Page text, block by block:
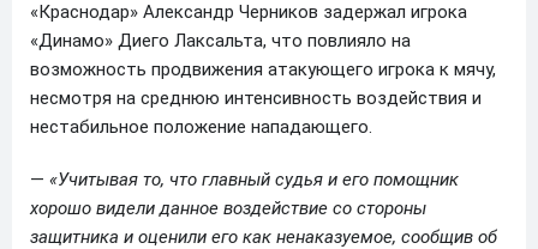
«Краснодар» Александр Черников задержал игрока
«Динамо» Диего Лаксальта, что повлияло на
возможность продвижения атакующего игрока к мячу,
несмотря на среднюю интенсивность воздействия и
нестабильное положение нападающего.
— «Учитывая то, что главный судья и его помощник
хорошо видели данное воздействие со стороны
защитника и оценили его как ненаказуемое, сообщив об